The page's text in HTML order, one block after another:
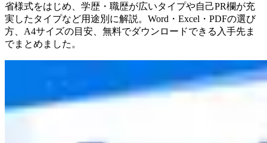
省様式をはじめ、学歴・職歴が広いタイプや自己PR欄が充
実したタイプなど用途別に解説。Word・Excel・PDFの選び
方、A4サイズの目安、無料でダウンロードできる入手先ま
でまとめました。